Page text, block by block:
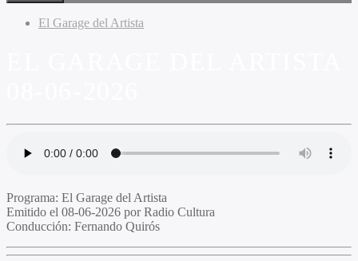
El Garage del Artista
Programa: El Garage del Artista
Emitido el 08-06-2026 por Radio Cultura
Conducción: Fernando Quirós